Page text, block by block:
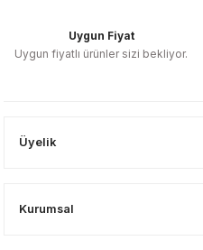
Uygun Fiyat
Uygun fiyatlı ürünler sizi bekliyor.
Üyelik
Kurumsal